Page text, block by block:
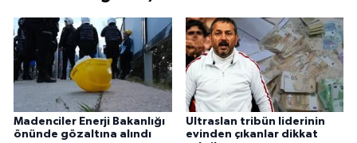
Madenciler Enerji Bakanlığı
önünde gözaltına alındı
Ultraslan tribün liderinin
evinden çıkanlar dikkat